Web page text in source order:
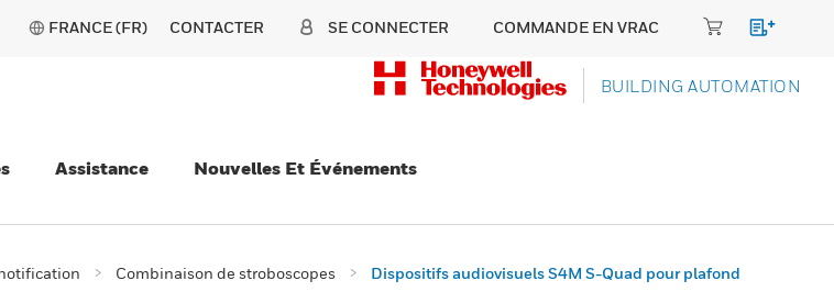
FRANCE (FR) CONTACTER SE CONNECTER COMMANDE EN VRAC
BUILDING AUTOMATION
Assistance Nouvelles Et Événements
Combinaison de stroboscopes Dispositifs audiovisuels S4M S-Quad pour plafond